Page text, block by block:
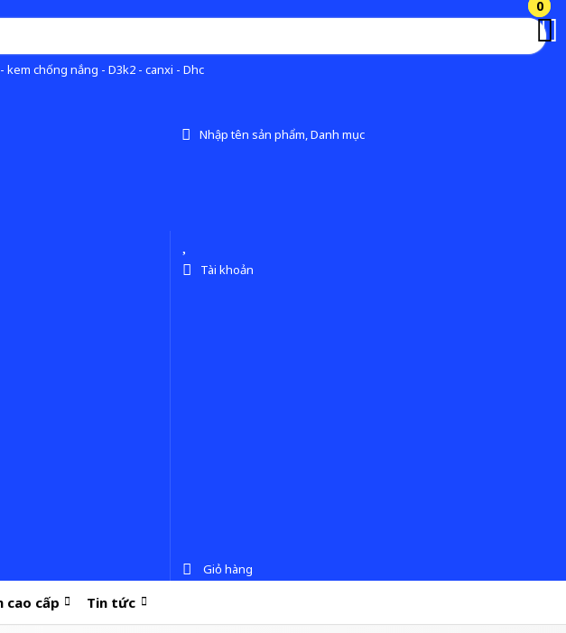
chống nắng - D3k2 - canxi - Dhc
Nhập tên sản phẩm, Danh mục
0
Tài khoản
0
Giỏ hàng
cao cấp Tin tức